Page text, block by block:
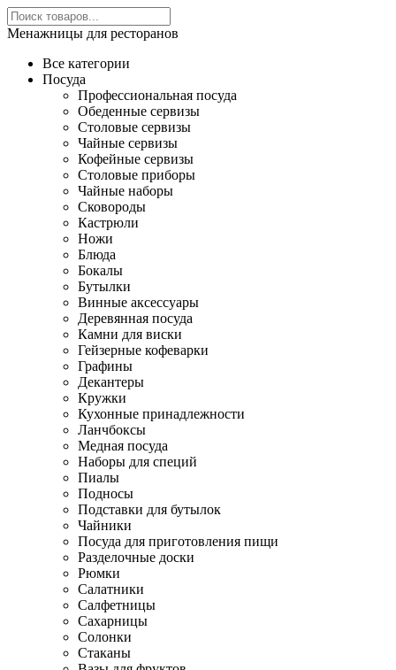
Менажницы для ресторанов
Все категории
Посуда
Профессиональная посуда
Обеденные сервизы
Столовые сервизы
Чайные сервизы
Кофейные сервизы
Столовые приборы
Чайные наборы
Сковороды
Кастрюли
Ножи
Блюда
Бокалы
Бутылки
Винные аксессуары
Деревянная посуда
Камни для виски
Гейзерные кофеварки
Графины
Декантеры
Кружки
Кухонные принадлежности
Ланчбоксы
Медная посуда
Наборы для специй
Пиалы
Подносы
Подставки для бутылок
Чайники
Посуда для приготовления пищи
Разделочные доски
Рюмки
Салатники
Салфетницы
Сахарницы
Солонки
Стаканы